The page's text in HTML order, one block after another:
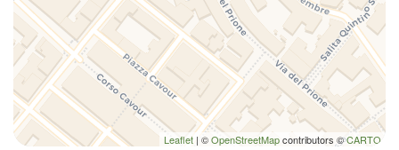
Leaflet | ©OpenStreetMapcontributors ©CARTO